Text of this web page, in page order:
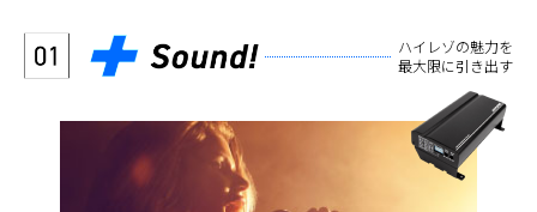
ハイレゾの魅力を
最大限に引き出す